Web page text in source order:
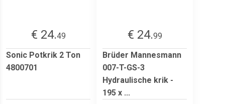
€ 24.49
Sonic Potkrik 2 Ton
4800701
€ 24.99
Brüder Mannesmann
007-T-GS-3
Hydraulische krik -
195 x ...